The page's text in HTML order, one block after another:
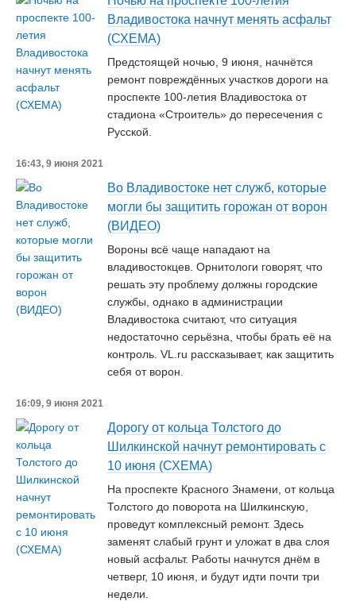
Владивостока начнут менять асфальт
(СХЕМА)
Предстоящей ночью, 9 июня, начнётся
ремонт повреждённых участков дороги на
проспекте 100-летия Владивостока от
стадиона «Строитель» до пересечения с
Русской.
16:43, 9 июня 2021
Во Владивостоке нет служб, которые
могли бы защитить горожан от ворон
(ВИДЕО)
Вороны всё чаще нападают на
владивостокцев. Орнитологи говорят, что
решать эту проблему должны городские
службы, однако в администрации
Владивостока считают, что ситуация
недостаточно серьёзна, чтобы брать её на
контроль. VL.ru рассказывает, как защитить
себя от ворон.
16:09, 9 июня 2021
Дорогу от кольца Толстого до
Шилкинской начнут ремонтировать с
10 июня (СХЕМА)
На проспекте Красного Знамени, от кольца
Толстого до поворота на Шилкинскую,
проведут комплексный ремонт. Здесь
заменят слабый грунт и уложат в два слоя
новый асфальт. Работы начнутся днём в
четверг, 10 июня, и будут идти почти три
недели.